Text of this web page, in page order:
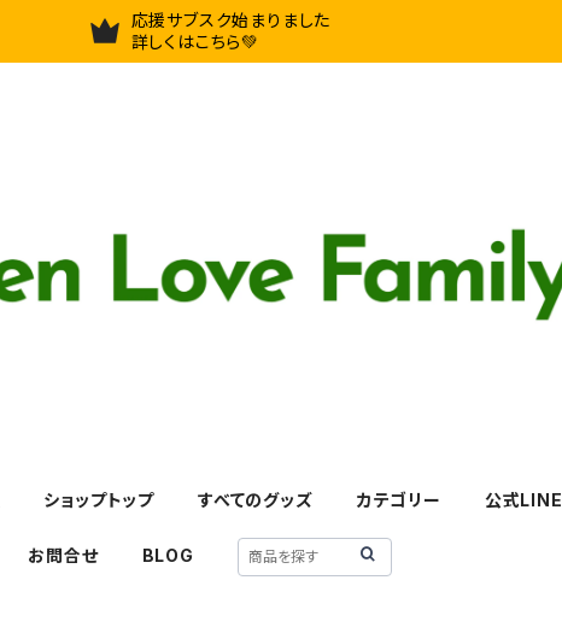
応援サブスク始まりました
詳しくはこちら💚
ショップトップ すべてのグッズ カテゴリー 公式LINE
お問合せ BLOG